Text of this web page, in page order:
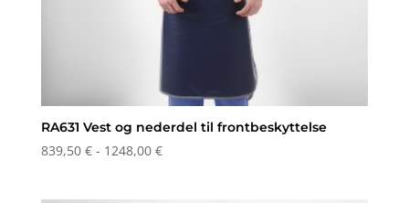
RA631 Vest og nederdel til frontbeskyttelse
839,50 € - 1248,00 €Prisinterval: